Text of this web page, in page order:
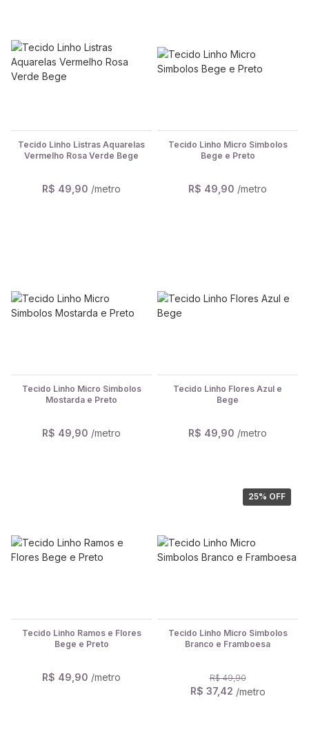
Tecido Linho Listras Aquarelas
Vermelho Rosa Verde Bege
R$ 49,90 /metro
Tecido Linho Micro Simbolos
Bege e Preto
R$ 49,90 /metro
Tecido Linho Micro Simbolos
Mostarda e Preto
R$ 49,90 /metro
Tecido Linho Flores Azul e
Bege
R$ 49,90 /metro
Tecido Linho Ramos e Flores
Bege e Preto
R$ 49,90 /metro
25% OFF
Tecido Linho Micro Simbolos
Branco e Framboesa
R$ 49,90
R$ 37,42 /metro